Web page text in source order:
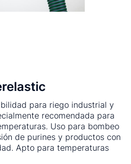
para riego industrial y
recomendada para
Uso para bombeo
de purines y productos con
Apto para temperaturas